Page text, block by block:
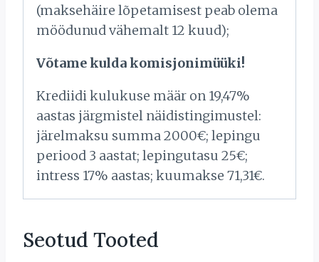
(maksehäire lõpetamisest peab olema
möödunud vähemalt 12 kuud);
Võtame kulda komisjonimüüki!
Krediidi kulukuse määr on 19,47%
aastas järgmistel näidistingimustel:
järelmaksu summa 2000€; lepingu
periood 3 aastat; lepingutasu 25€;
intress 17% aastas; kuumakse 71,31€.
Seotud Tooted